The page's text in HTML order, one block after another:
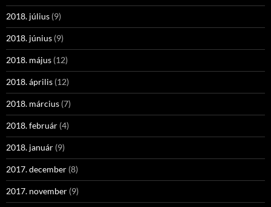
2018. július (9)
2018. június (9)
2018. május (12)
2018. április (12)
2018. március (7)
2018. február (4)
2018. január (9)
2017. december (8)
2017. november (9)